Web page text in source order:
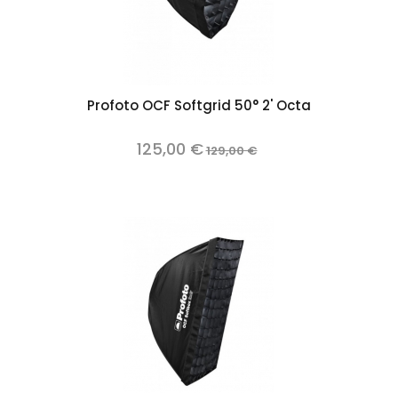
Profoto OCF Softgrid 50° 2' Octa
125,00 €129,00 €